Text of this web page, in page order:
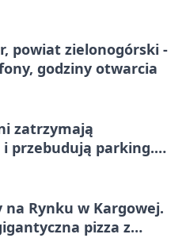
powiat zielonogórski -
godziny otwarcia
zatrzymają
i przebudują parking.
na Rynku w Kargowej.
pizza z